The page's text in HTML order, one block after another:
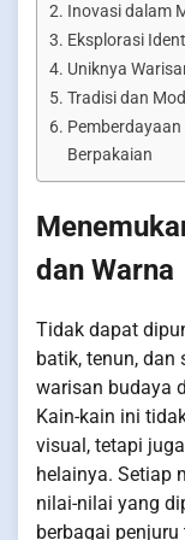
Inovasi dalam
Eksplorasi
Uniknya
Tradisi dan
Berpakaian
dan Warna
Tidak dapat
batik, tenun,
warisan budaya
Kain-kain ini
visual, tetapi
helainya. Setiap
nilai-nilai yang
berbagai